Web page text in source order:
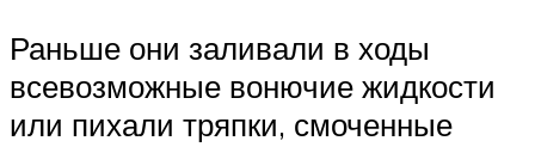
Раньше они заливали в ходы
всевозможные вонючие жидкости
или пихали тряпки, смоченные